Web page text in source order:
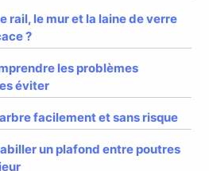
rail, le mur et la laine de verre
?
les problèmes
éviter
facilement et sans risque
un plafond entre poutres